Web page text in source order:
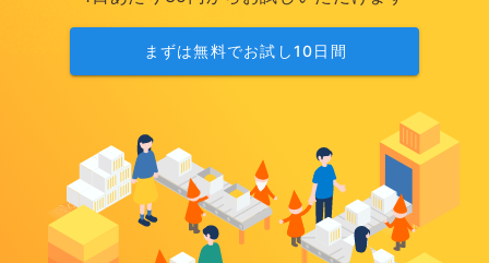
まずは無料でお試し10日間